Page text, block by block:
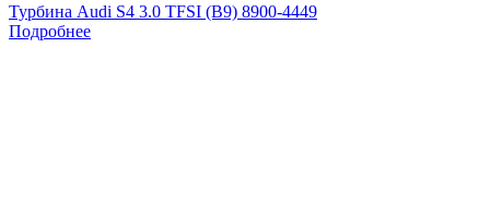
Турбина Audi S4 3.0 TFSI (B9) 8900-4449
Подробнее